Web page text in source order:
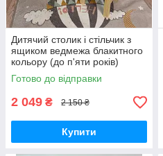
Дитячий столик і стільчик з
ящиком ведмежа блакитного
кольору (до п'яти років)
Готово до відправки
2 049 ₴ 2 150 ₴
Купити